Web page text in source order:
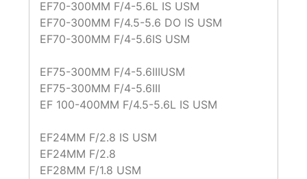
EF70-300MM F/4-5.6L IS USM
EF70-300MM F/4.5-5.6 DO IS USM
EF70-300MM F/4-5.6IS USM
EF75-300MM F/4-5.6IIIUSM
EF75-300MM F/4-5.6III
EF 100-400MM F/4.5-5.6L IS USM
EF24MM F/2.8 IS USM
EF24MM F/2.8
EF28MM F/1.8 USM